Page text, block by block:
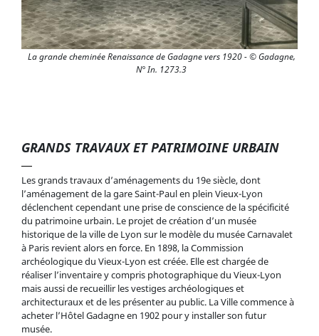
La grande cheminée Renaissance de Gadagne vers 1920 - © Gadagne,
N° In. 1273.3
GRANDS TRAVAUX ET PATRIMOINE URBAIN
Les grands travaux d’aménagements du 19e siècle, dont
l’aménagement de la gare Saint-Paul en plein Vieux-Lyon
déclenchent cependant une prise de conscience de la spécificité
du patrimoine urbain. Le projet de création d’un musée
historique de la ville de Lyon sur le modèle du musée Carnavalet
à Paris revient alors en force. En 1898, la Commission
archéologique du Vieux-Lyon est créée. Elle est chargée de
réaliser l’inventaire y compris photographique du Vieux-Lyon
mais aussi de recueillir les vestiges archéologiques et
architecturaux et de les présenter au public. La Ville commence à
acheter l’Hôtel Gadagne en 1902 pour y installer son futur
musée.